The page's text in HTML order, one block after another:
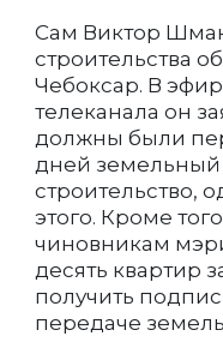
Сам Виктор
строительства
Чебоксар. В
телеканала он
должны были
дней земельный
строительство,
этого. Кроме
чиновникам
десять квартир
получить
передаче